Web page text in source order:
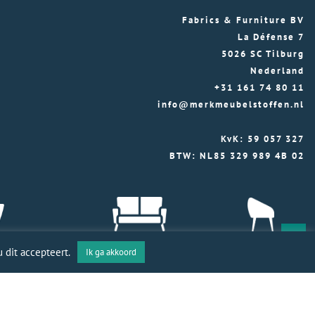
Fabrics & Furniture BV
La Défense 7
5026 SC Tilburg
Nederland
+31 161 74 80 11
info@merkmeubelstoffen.nl
KvK: 59 057 327
BTW: NL85 329 989 4B 02
dit accepteert. Ik ga akkoord